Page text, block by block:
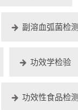
副溶血弧菌检测
功效学检验
功效性食品检测